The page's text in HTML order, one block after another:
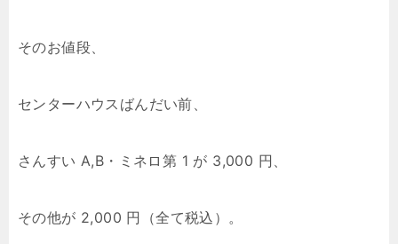
そのお値段、
センターハウスばんだい前、
さんすい A,B・ミネロ第 1 が 3,000 円、
その他が 2,000 円（全て税込）。